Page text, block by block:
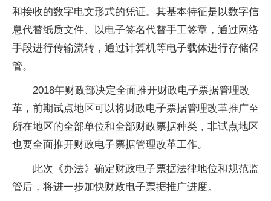
和接收的数字电文形式的凭证。其基本特征是以数字信
息代替纸质文件、以电子签名代替手工签章，通过网络
手段进行传输流转，通过计算机等电子载体进行存储保
管。
2018年财政部决定全面推开财政电子票据管理改
革，前期试点地区可以将财政电子票据管理改革推广至
所在地区的全部单位和全部财政票据种类，非试点地区
也要全面推开财政电子票据管理改革工作。
此次《办法》确定财政电子票据法律地位和规范监
管后，将进一步加快财政电子票据推广进度。